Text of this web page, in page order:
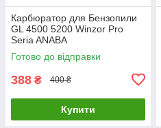
Карбюратор для Бензопили
GL 4500 5200 Winzor Pro
Seria ANABA
Готово до відправки
388 ₴ 400 ₴
Купити